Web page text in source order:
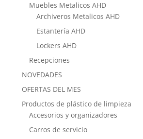
Muebles Metalicos AHD
Archiveros Metalicos AHD
Estantería AHD
Lockers AHD
Recepciones
NOVEDADES
OFERTAS DEL MES
Productos de plástico de limpieza
Accesorios y organizadores
Carros de servicio